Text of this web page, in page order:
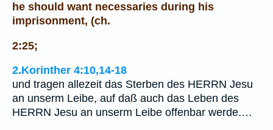
he should want necessaries during his
imprisonment, (ch.
2:25;
2.Korinther 4:10,14-18
und tragen allezeit das Sterben des HERRN Jesu
an unserm Leibe, auf daß auch das Leben des
HERRN Jesu an unserm Leibe offenbar werde.…